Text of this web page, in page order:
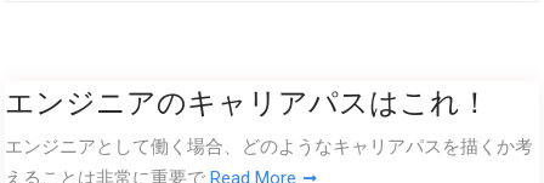
エンジニアのキャリアパスはこれ！
エンジニアとして働く場合、どのようなキャリアパスを描くか考
えることは非常に重要で Read More